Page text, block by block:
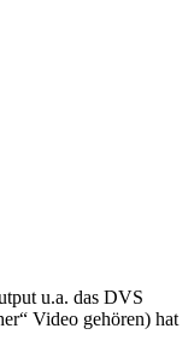
u.a. das DVS
Video gehören) hat